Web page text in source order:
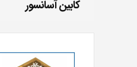
کابین آسانسور